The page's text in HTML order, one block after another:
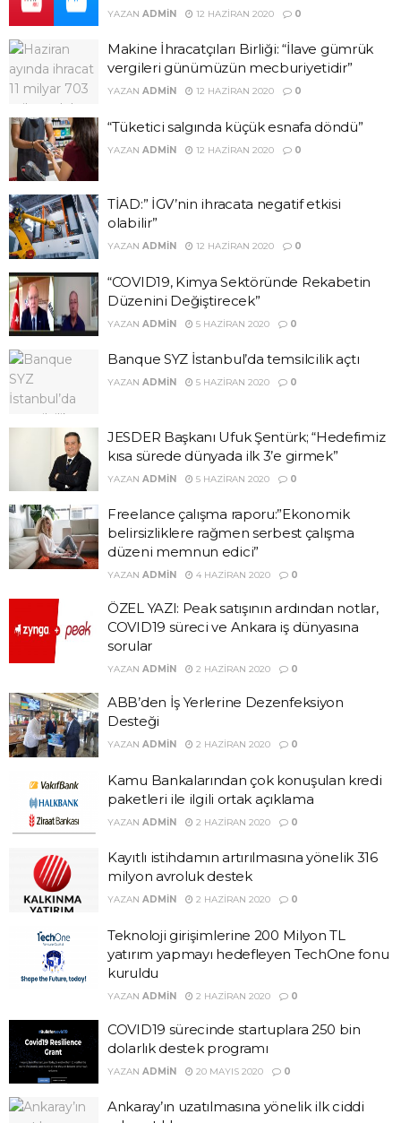
YAZAN ADMIN 12 HAZIRAN 2020 0
Makine İhracatçıları Birliği: “İlave gümrük
vergileri günümüzün mecburiyetidir”
YAZAN ADMIN 12 HAZIRAN 2020 0
“Tüketici salgında küçük esnafa döndü”
YAZAN ADMIN 12 HAZIRAN 2020 0
TİAD:” İGV’nin ihracata negatif etkisi
olabilir”
YAZAN ADMIN 12 HAZIRAN 2020 0
“COVID19, Kimya Sektöründe Rekabetin
Düzenini Değiştirecek”
YAZAN ADMIN 5 HAZIRAN 2020 0
Banque SYZ İstanbul’da temsilcilik açtı
YAZAN ADMIN 5 HAZIRAN 2020 0
JESDER Başkanı Ufuk Şentürk; “Hedefimiz
kısa sürede dünyada ilk 3’e girmek”
YAZAN ADMIN 5 HAZIRAN 2020 0
Freelance çalışma raporu:”Ekonomik
belirsizliklere rağmen serbest çalışma
düzeni memnun edici”
YAZAN ADMIN 4 HAZIRAN 2020 0
ÖZEL YAZI: Peak satışının ardından notlar,
COVID19 süreci ve Ankara iş dünyasına
sorular
YAZAN ADMIN 2 HAZIRAN 2020 0
ABB’den İş Yerlerine Dezenfeksiyon
Desteği
YAZAN ADMIN 2 HAZIRAN 2020 0
Kamu Bankalarından çok konuşulan kredi
paketleri ile ilgili ortak açıklama
YAZAN ADMIN 2 HAZIRAN 2020 0
Kayıtlı istihdamın artırılmasına yönelik 316
milyon avroluk destek
YAZAN ADMIN 2 HAZIRAN 2020 0
Teknoloji girişimlerine 200 Milyon TL
yatırım yapmayı hedefleyen TechOne fonu
kuruldu
YAZAN ADMIN 2 HAZIRAN 2020 0
COVID19 sürecinde startuplara 250 bin
dolarlık destek programı
YAZAN ADMIN 20 MAYIS 2020 0
Ankaray’ın uzatılmasına yönelik ilk ciddi